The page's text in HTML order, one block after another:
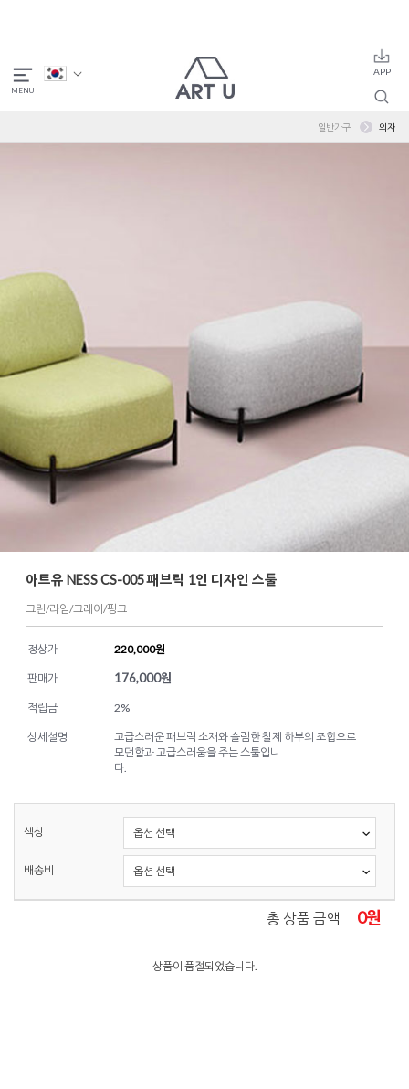
일반가구 의자
아트유 NESS CS-005 패브릭 1인 디자인 스툴
그린/라임/그레이/핑크
정상가 220,000원
판매가 176,000원
적립금 2%
상세설명
고급스러운 패브릭 소재와 슬림한 철제 하부의 조합으로
모던함과 고급스러움을 주는 스툴입니
다.
색상
배송비
총 상품 금액 0원
상품이 품절되었습니다.